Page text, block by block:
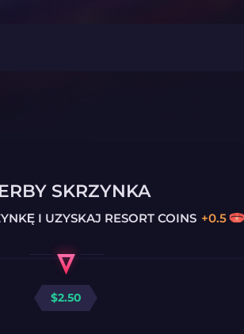
SKRZYNKA
I UZYSKAJ RESORT COINS +0.5
$2.50